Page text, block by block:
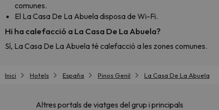
comunes.
El La Casa De La Abuela disposa de Wi-Fi.
Hi ha calefacció a La Casa De La Abuela?
Sí, La Casa De La Abuela té calefacció a les zones comunes.
Inici Hotels España Pinos Genil La Casa De La Abuela
Altres portals de viatges del grup i principals